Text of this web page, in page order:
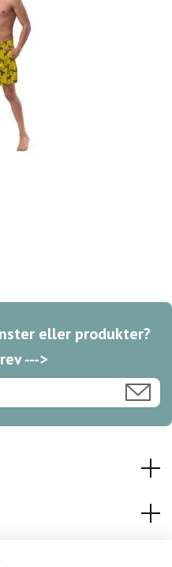
eller produkter?
--->